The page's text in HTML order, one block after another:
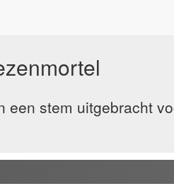
stem uitgebracht